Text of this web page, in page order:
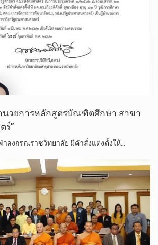
นวยการหลักสูตรบัณฑิตศึกษา สาขา
ร์”
าลงกรณราชวิทยาลัย มีคำสั่งแต่งตั้งให้…